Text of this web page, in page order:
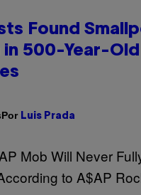
Found
in 500-Year-
Por Luis Prada